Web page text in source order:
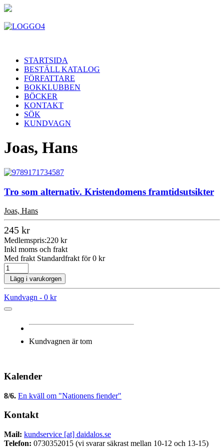
STARTSIDA
BESTÄLL KATALOG
FÖRFATTARE
BOKKLUBBEN
BÖCKER
KONTAKT
SÖK
KUNDVAGN
Joas, Hans
Tro som alternativ. Kristendomens framtidsutsikter
Joas, Hans
245 kr
Medlemspris:220 kr
Inkl moms och frakt
Med frakt Standardfrakt för 0 kr
Lägg i varukorgen
Kundvagn - 0 kr
Kundvagnen är tom
Kalender
8/6. En kväll om "Nationens fiender"
Kontakt
Mail: kundservice [at] daidalos.se
Telefon: 0730352015 (vi svarar säkrast mellan 10-12 och 13-15)